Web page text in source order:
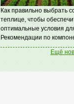
Как правильно выбрать
теплице, чтобы
оптимальные условия
Рекомендации по
Ещё